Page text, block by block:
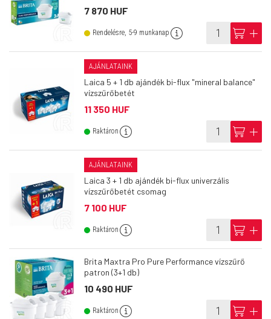
7 870 HUF
Rendelésre, 5-9 munkanap info cart add
AJÁNLATAINK
Laica 5 + 1 db ajándék bi-flux "mineral balance"
vízszűrőbetét
11 350 HUF
Raktáron info cart add
AJÁNLATAINK
Laica 3 + 1 db ajándék bi-flux univerzális
vízszűrőbetét csomag
7 100 HUF
Raktáron info cart add
Brita Maxtra Pro Pure Performance vízszűrő
patron (3+1 db)
10 490 HUF
Raktáron info cart add